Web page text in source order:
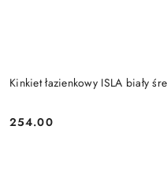
Kinkiet łazienkowy ISLA biały
Cena:
254.00